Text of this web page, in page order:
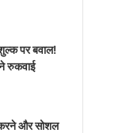
पर बवाल!
रुकवाई
करने और सोशल